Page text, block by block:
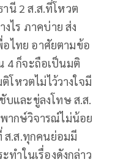
นี 2 ส.ส.ที่โหวต
ไร ภาคบ่าย ส่ง
อไทย อาศัยตามข้อ
4 ก็จะถือเป็นมติ
โหวตไม่ไว้วางใจมี
และขู่ลงโทษ ส.ส.
ากษ์วิจารณ์ไม่น้อย
ส.ส.ทุกคนย่อมมี
ทำในเรื่องดังกล่าว